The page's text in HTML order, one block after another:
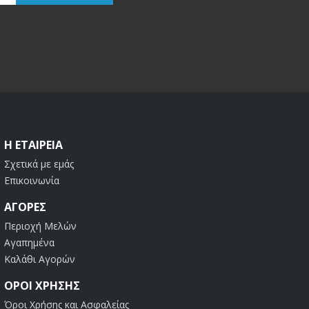
Η ΕΤΑΙΡΕΊΑ
Σχετικά με εμάς
Επικοινωνία
ΑΓΟΡΈΣ
Περιοχή Μελών
Αγαπημένα
Καλάθι Αγορών
ΟΡΟΙ ΧΡΗΣΗΣ
Όροι Χρήσης και Ασφαλείας